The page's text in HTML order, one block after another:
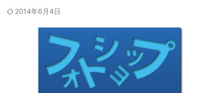
2014年6月4日